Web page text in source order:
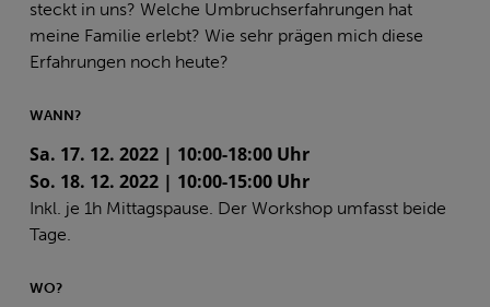
steckt in uns? Welche Umbruchserfahrungen hat
meine Familie erlebt? Wie sehr prägen mich diese
Erfahrungen noch heute?
WANN?
Sa. 17. 12. 2022 | 10:00-18:00 Uhr
So. 18. 12. 2022 | 10:00-15:00 Uhr
Inkl. je 1h Mittagspause. Der Workshop umfasst beide
Tage.
WO?